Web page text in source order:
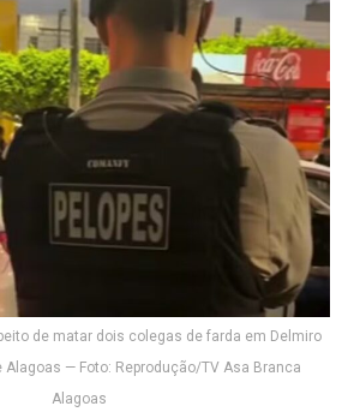
de matar dois colegas de farda em Delmiro
Alagoas — Foto: Reprodução/TV Asa Branca
Alagoas